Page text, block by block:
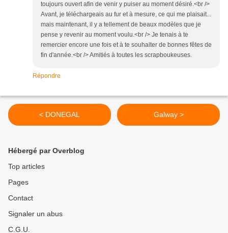
toujours ouvert afin de venir y puiser au moment désiré.<br />
Avant, je téléchargeais au fur et à mesure, ce qui me plaisait...
mais maintenant, il y a tellement de beaux modèles que je
pense y revenir au moment voulu.<br /> Je tenais à te
remercier encore une fois et à te souhaiter de bonnes fêtes de
fin d'année.<br /> Amitiés à toutes les scrapboukeuses.
Répondre
< DONEGAL Galway >
Hébergé par Overblog
Top articles
Pages
Contact
Signaler un abus
C.G.U.